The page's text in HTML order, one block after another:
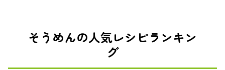
そうめんの人気レシピランキン
グ